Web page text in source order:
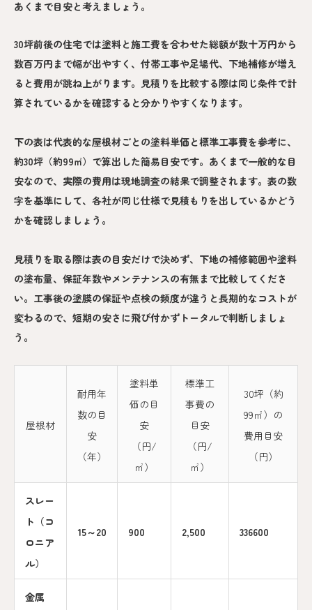
あくまで目安と考えましょう。
30坪前後の住宅では塗料と施工費を合わせた総額が数十万円から
数百万円まで幅が出やすく、付帯工事や足場代、下地補修が増え
ると費用が跳ね上がります。見積りを比較する際は同じ条件で計
算されているかを確認すると分かりやすくなります。
下の表は代表的な屋根材ごとの塗料単価と標準工事費を参考に、
約30坪（約99㎡）で算出した簡易目安です。あくまで一般的な目
安なので、実際の費用は現地調査の結果で調整されます。表の数
字を基準にして、各社が同じ仕様で見積もりを出しているかどう
かを確認しましょう。
見積りを取る際は表の目安だけで決めず、下地の補修範囲や塗料
の塗布量、保証年数やメンテナンスの有無まで比較してくださ
い。工事後の塗膜の保証や点検の頻度が違うと長期的なコストが
変わるので、短期の安さに飛び付かずトータルで判断しましょ
う。
屋根材
耐用年
数の目
安
（年）
塗料単
価の目
安
（円/
㎡）
標準工
事費の
目安
（円/
㎡）
30坪（約
99㎡）の
費用目安
（円）
スレー
ト（コ
ロニア
ル）
15～20 900 2,500 336600
金属